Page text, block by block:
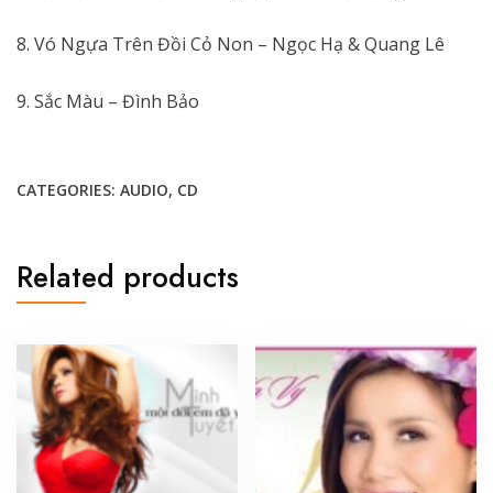
8. Vó Ngựa Trên Đồi Cỏ Non – Ngọc Hạ & Quang Lê
9. Sắc Màu – Đình Bảo
CATEGORIES: AUDIO, CD
Related products